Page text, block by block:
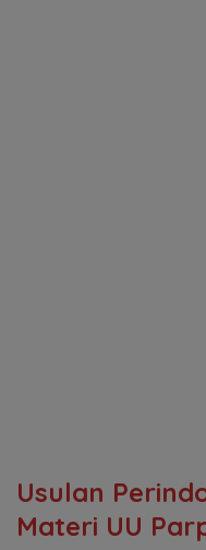
Usulan
Materi UU